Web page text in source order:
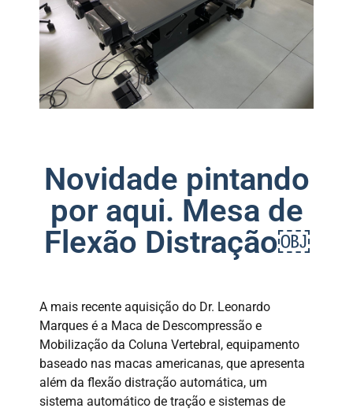
Novidade pintando
por aqui. Mesa de
Flexão Distração￼
A mais recente aquisição do Dr. Leonardo
Marques é a Maca de Descompressão e
Mobilização da Coluna Vertebral, equipamento
baseado nas macas americanas, que apresenta
além da flexão distração automática, um
sistema automático de tração e sistemas de